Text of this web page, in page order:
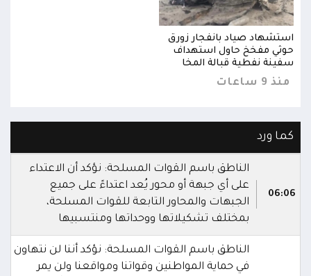
استشهاد صياد بانفجار زورق
حوثي مفخخ حاول استهداف
سفينة نفطية قبالة المخا
منذ 9 ساعات
كما ورد
06:06
الناطق باسم القوات المسلحة: نؤكد أن الاعتداء
على أي جبهة أو محور يُعد اعتداءً على جميع
الجبهات والمحاور التابعة للقوات المسلحة،
بمختلف تشكيلاتها ووحداتها ومنتسبيها
الناطق باسم القوات المسلحة: نؤكد أننا لن نتهاون
في حماية المواطنين وقواتنا ومواقعنا ولن يمر